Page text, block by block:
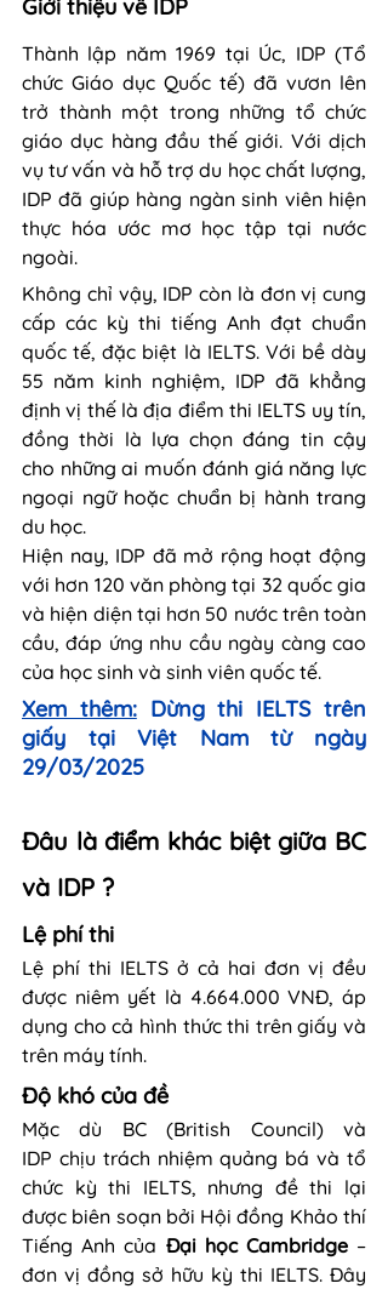
Giới thiệu về IDP
Thành lập năm 1969 tại Úc, IDP (Tổ
chức Giáo dục Quốc tế) đã vươn lên
trở thành một trong những tổ chức
giáo dục hàng đầu thế giới. Với dịch
vụ tư vấn và hỗ trợ du học chất lượng,
IDP đã giúp hàng ngàn sinh viên hiện
thực hóa ước mơ học tập tại nước
ngoài.
Không chỉ vậy, IDP còn là đơn vị cung
cấp các kỳ thi tiếng Anh đạt chuẩn
quốc tế, đặc biệt là IELTS. Với bề dày
55 năm kinh nghiệm, IDP đã khẳng
định vị thế là địa điểm thi IELTS uy tín,
đồng thời là lựa chọn đáng tin cậy
cho những ai muốn đánh giá năng lực
ngoại ngữ hoặc chuẩn bị hành trang
du học.
Hiện nay, IDP đã mở rộng hoạt động
với hơn 120 văn phòng tại 32 quốc gia
và hiện diện tại hơn 50 nước trên toàn
cầu, đáp ứng nhu cầu ngày càng cao
của học sinh và sinh viên quốc tế.
Xem thêm: Dừng thi IELTS trên
giấy tại Việt Nam từ ngày
29/03/2025
Đâu là điểm khác biệt giữa BC
và IDP ?
Lệ phí thi
Lệ phí thi IELTS ở cả hai đơn vị đều
được niêm yết là 4.664.000 VNĐ, áp
dụng cho cả hình thức thi trên giấy và
trên máy tính.
Độ khó của đề
Mặc dù BC (British Council) và
IDP chịu trách nhiệm quảng bá và tổ
chức kỳ thi IELTS, nhưng đề thi lại
được biên soạn bởi Hội đồng Khảo thí
Tiếng Anh của Đại học Cambridge –
đơn vị đồng sở hữu kỳ thi IELTS. Đây